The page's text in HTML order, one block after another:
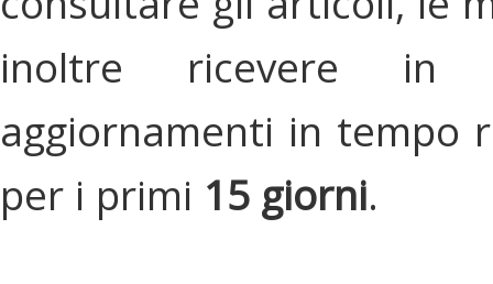
inoltre ricevere in
aggiornamenti in tempo
per i primi 15 giorni.